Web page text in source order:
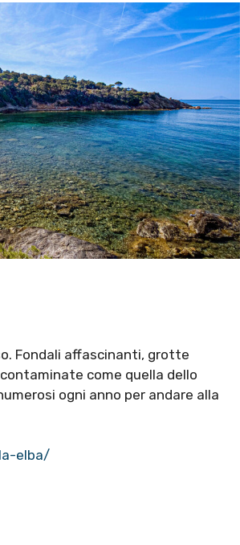
Fondali affascinanti, grotte
come quella dello
ogni anno per andare alla
elba/